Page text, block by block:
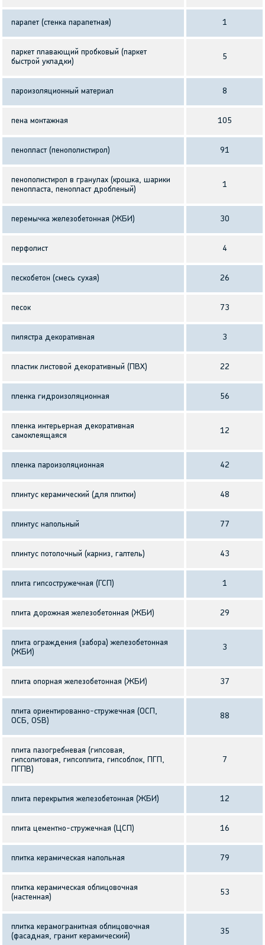
парапет (стенка парапетная) 1
паркет плавающий пробковый (паркет
быстрой укладки)
5
пароизоляционный материал 8
пена монтажная 105
пенопласт (пенополистирол) 91
пенополистирол в гранулах (крошка, шарики
пенопласта, пенопласт дробленый)
1
перемычка железобетонная (ЖБИ) 30
перфолист 4
пескобетон (смесь сухая) 26
песок 73
пилястра декоративная 3
пластик листовой декоративный (ПВХ) 22
пленка гидроизоляционная 56
пленка интерьерная декоративная
самоклеящаяся
12
пленка пароизоляционная 42
плинтус керамический (для плитки) 48
плинтус напольный 77
плинтус потолочный (карниз, галтель) 43
плита гипсостружечная (ГСП) 1
плита дорожная железобетонная (ЖБИ) 29
плита ограждения (забора) железобетонная
(ЖБИ)
3
плита опорная железобетонная (ЖБИ) 37
плита ориентированно-стружечная (ОСП,
ОСБ, OSB)
88
плита пазогребневая (гипсовая,
гипсолитовая, гипсоплита, гипсоблок, ПГП,
ПГПВ)
7
плита перекрытия железобетонная (ЖБИ) 12
плита цементно-стружечная (ЦСП) 16
плитка керамическая напольная 79
плитка керамическая облицовочная
(настенная)
53
плитка керамогранитная облицовочная
(фасадная, гранит керамический)
35